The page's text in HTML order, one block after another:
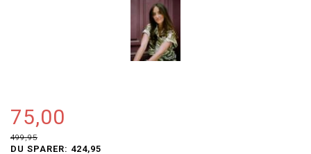
75,00
499,95
DU SPARER: 424,95